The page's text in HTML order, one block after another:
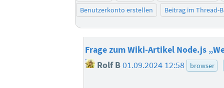
Benutzerkonto erstellen
Beitrag im Thread-
Frage zum Wiki-Artikel Node.js
Rolf B01.09.2024 12:58 browser